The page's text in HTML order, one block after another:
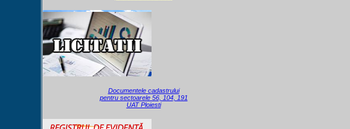
Documentele cadastrului
pentru sectoarele 56, 104, 191
UAT Ploiesti